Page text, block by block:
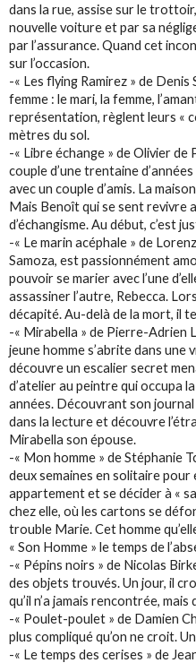
dans la rue, assise sur le
nouvelle voiture et par sa
par l’assurance. Quand cet
sur l’occasion.
-« Les flying Ramirez » de Denis
femme : le mari, la femme,
représentation, règlent leurs «
mètres du sol.
-« Libre échange » de Olivier
couple d’une trentaine
avec un couple d’amis. La
Mais Benoît qui se sent revivre
d’échangisme. Au début, c’est
-« Le marin acéphale » de
Samoza, est passionnément
pouvoir se marier avec l’une
assassiner l’autre, Rebecca.
décapité. Au-delà de la mort, il
-« Mirabella » de Pierre-Adrien
jeune homme s’abrite dans une
découvre un escalier secret
d’atelier au peintre qui occupa
années. Découvrant son
dans la lecture et découvre
Mirabella son épouse.
-« Mon homme » de Stéphanie
deux semaines en solitaire pour
appartement et se décider à «
chez elle, où les cartons se
trouble Marie. Cet homme
« Son Homme » le temps de
-« Pépins noirs » de Nicolas
des objets trouvés. Un jour, il
qu’il n’a jamais rencontrée,
-« Poulet-poulet » de Damien
plus compliqué qu’on ne croit.
-« Le temps des cerises » de